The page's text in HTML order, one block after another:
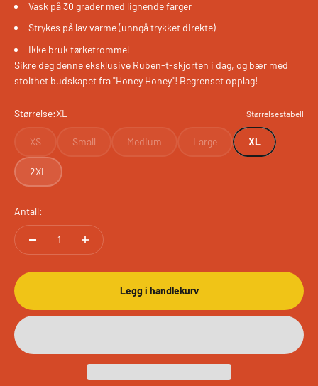
Vask på 30 grader med lignende farger
Strykes på lav varme (unngå trykket direkte)
Ikke bruk tørketrommel
Sikre deg denne eksklusive Ruben-t-skjorten i dag, og bær med
stolthet budskapet fra "Honey Honey"! Begrenset opplag!
Størrelse:XL Størrelsestabell
XS Small Medium Large XL
2XL
Antall:
Legg i handlekurv